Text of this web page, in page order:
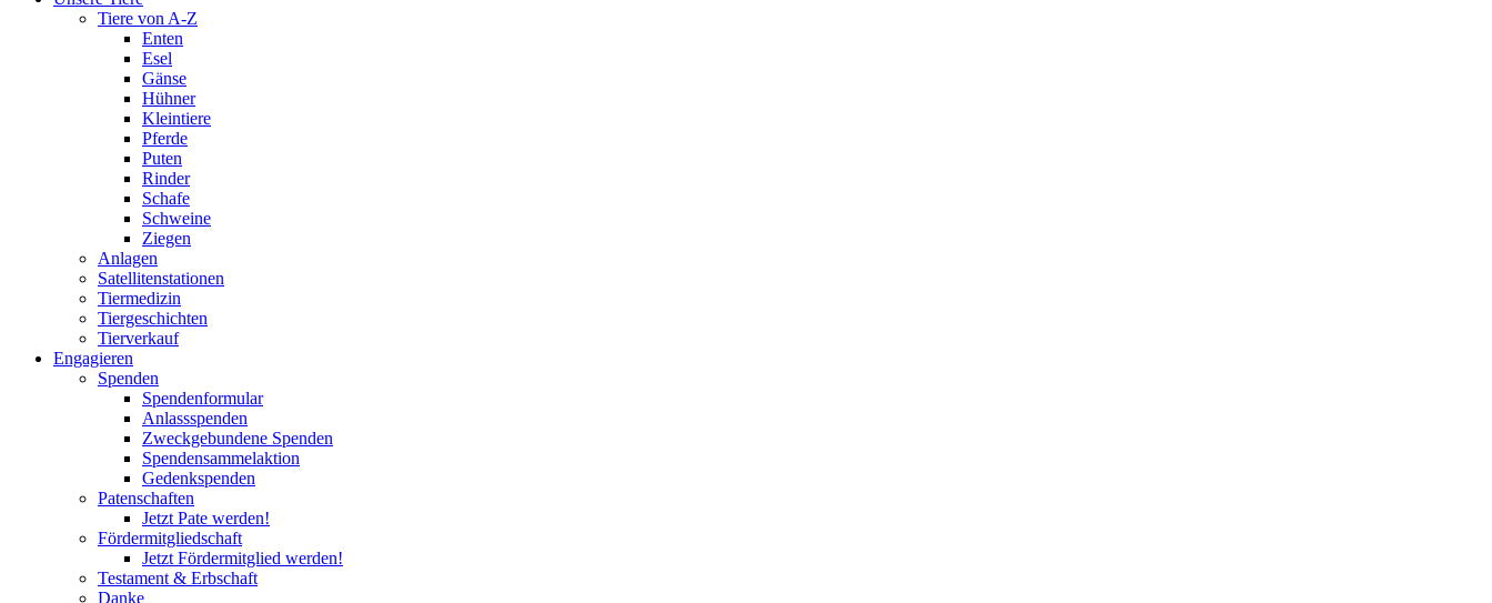
Tiere von A-Z
Enten
Esel
Gänse
Hühner
Kleintiere
Pferde
Puten
Rinder
Schafe
Schweine
Ziegen
Anlagen
Satellitenstationen
Tiermedizin
Tiergeschichten
Tierverkauf
Engagieren
Spenden
Spendenformular
Anlassspenden
Zweckgebundene Spenden
Spendensammelaktion
Gedenkspenden
Patenschaften
Jetzt Pate werden!
Fördermitgliedschaft
Jetzt Fördermitglied werden!
Testament & Erbschaft
Danke